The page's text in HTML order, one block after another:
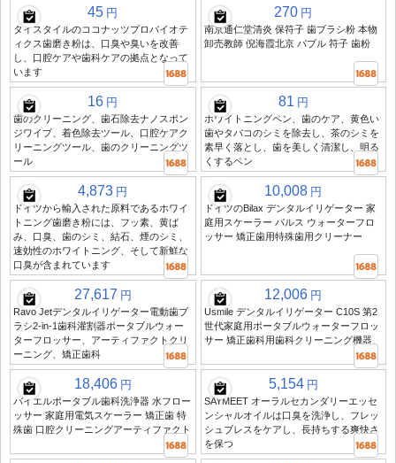
45 円
タイスタイルのココナッツプロバイオテ
ィクス歯磨き粉は、口臭や臭いを改善
し、口腔ケアや歯科ケアの拠点となって
います
270 円
南京通仁堂清炎 保符子 歯ブラシ粉 本物
卸売教師 倪海霞北京 バブル 符子 歯粉
16 円
歯のクリーニング、歯石除去ナノスポン
ジワイプ、着色除去ツール、口腔ケアク
リーニングツール、歯のクリーニングツ
ール
81 円
ホワイトニングペン、歯のケア、黄色い
歯やタバコのシミを除去し、茶のシミを
素早く落とし、歯を美しく清潔し、明る
くするペン
4,873 円
ドイツから輸入された原料であるホワイ
トニング歯磨き粉には、フッ素、黄ば
み、口臭、歯のシミ、結石、煙のシミ、
速効性のホワイトニング、そして新鮮な
口臭が含まれています
10,008 円
ドイツのBilax デンタルイリゲーター 家
庭用スケーラー パルス ウォーターフロ
ッサー 矯正歯用特殊歯用クリーナー
27,617 円
Ravo Jetデンタルイリゲーター電動歯ブ
ラシ2-in-1歯科灌割器ポータブルウォー
ターフロッサー、アーティファクトクリ
ーニング、矯正歯科
12,006 円
Usmile デンタルイリゲーター C10S 第2
世代家庭用ポータブルウォーターフロッ
サー 矯正歯科用歯科クリーニング機器
18,406 円
バイエルポータブル歯科洗浄器 水フロー
ッサー 家庭用電気スケーラー 矯正歯 特
殊歯 口腔クリーニングアーティファクト
5,154 円
SAYMEET オーラルセカンダリーエッセ
ンシャルオイルは口臭を洗浄し、フレッ
シュブレスをケアし、長持ちする爽快さ
を保つ